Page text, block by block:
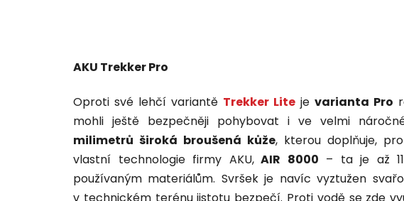
AKU Trekker Pro
Oproti své lehčí variantě Trekker Liteje varianta Pro
mohli ještě bezpečněji pohybovat i ve velmi
milimetrů široká broušená kůže, kterou doplňuje,
vlastní technologie firmy AKU,AIR 8000 – ta je až
používaným materiálům. Svršek je navíc vyztužen